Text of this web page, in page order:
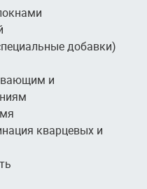
добавки)
и
кварцевых и